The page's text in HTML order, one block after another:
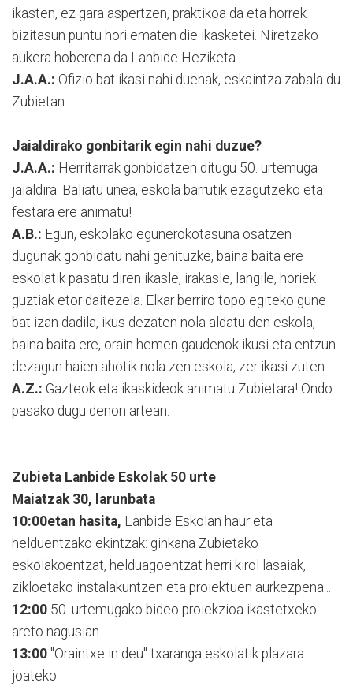
ikasten, ez gara aspertzen, praktikoa da eta horrek
bizitasun puntu hori ematen die ikasketei. Niretzako
aukera hoberena da Lanbide Heziketa.
J.A.A.: Ofizio bat ikasi nahi duenak, eskaintza zabala du
Zubietan.
Jaialdirako gonbitarik egin nahi duzue?
J.A.A.: Herritarrak gonbidatzen ditugu 50. urtemuga
jaialdira. Baliatu unea, eskola barrutik ezagutzeko eta
festara ere animatu!
A.B.: Egun, eskolako egunerokotasuna osatzen
dugunak gonbidatu nahi genituzke, baina baita ere
eskolatik pasatu diren ikasle, irakasle, langile, horiek
guztiak etor daitezela. Elkar berriro topo egiteko gune
bat izan dadila, ikus dezaten nola aldatu den eskola,
baina baita ere, orain hemen gaudenok ikusi eta entzun
dezagun haien ahotik nola zen eskola, zer ikasi zuten.
A.Z.: Gazteok eta ikaskideok animatu Zubietara! Ondo
pasako dugu denon artean.
Zubieta Lanbide Eskolak 50 urte
Maiatzak 30, larunbata
10:00etan hasita, Lanbide Eskolan haur eta
helduentzako ekintzak: ginkana Zubietako
eskolakoentzat, helduagoentzat herri kirol lasaiak,
zikloetako instalakuntzen eta proiektuen aurkezpena...
12:00 50. urtemugako bideo proiekzioa ikastetxeko
areto nagusian.
13:00 "Oraintxe in deu" txaranga eskolatik plazara
joateko.